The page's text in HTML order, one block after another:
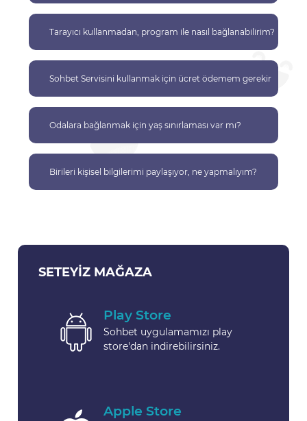
Tarayıcı kullanmadan, program ile nasıl bağlanabilirim?
Sohbet Servisini kullanmak için ücret ödemem gerekir
Odalara bağlanmak için yaş sınırlaması var mı?
Birileri kişisel bilgilerimi paylaşıyor, ne yapmalıyım?
SETEYIZ MAĞAZA
Play Store
Sohbet uygulamamızı play
store'dan indirebilirsiniz.
Apple Store